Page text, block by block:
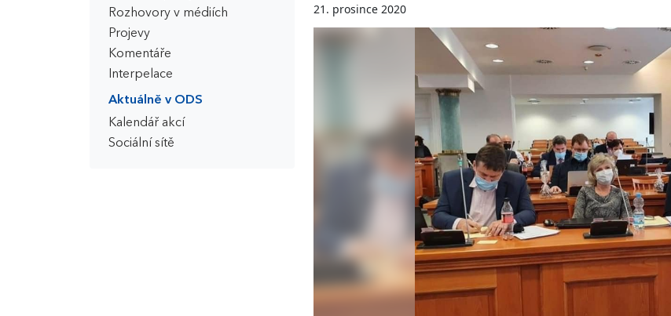
Rozhovory v médiích
Projevy
Komentáře
Interpelace
Aktuálně v ODS
Kalendář akcí
Sociální sítě
21. prosince 2020